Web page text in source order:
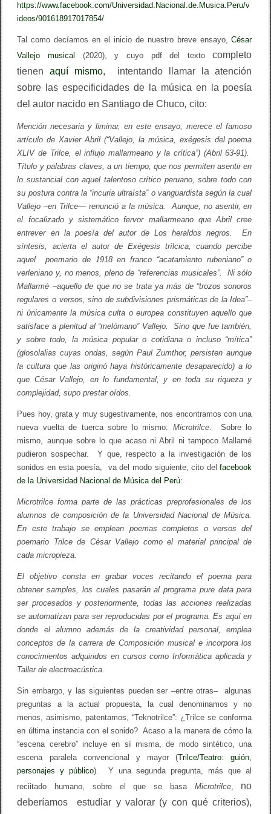
https://www.facebook.com/Universidad.Nacional.de.Musica.Peru/v
ideos/901618917017854/
Tal como decíamos en el inicio de nuestro breve ensayo,César
Vallejo musical
(2020), y cuyo pdf del textocompleto
tienenaquí mismo, intentando llamar la atención
sobre las especificidades de la música en la poesía
del autor nacido en Santiago de Chuco, cito:
Mención necesaria y liminar, en este ensayo, merece el famoso
artículo de Xavier Abril (“Vallejo, la música, exégesis del poema
XLIV de Trilce, el influjo mallarmeano y la crítica”) (Abril 63-91).
Título y palabras claves, a un tiempo, que nos permiten asentir en
lo sustancial con aquel talentoso crítico peruano, sobre todo con
su postura contra la “incuria ultraísta” o vanguardista según la cual
Vallejo –en Trilce— renunció a la música. Aunque, no asentir, en
el focalizado y sistemático fervor mallarmeano que Abril cree
entrever en la poesía del autor de Los heraldos negros. En
síntesis, acierta el autor de Exégesis trílcica, cuando percibe
aquel poemario de 1918 en franco “acatamiento rubeniano” o
verleniano y, no menos, pleno de “referencias musicales”. Ni sólo
Mallarmé –aquello de que no se trata ya más de “trozos sonoros
regulares o versos, sino de subdivisiones prismáticas de la Idea”–
ni únicamente la música culta o europea constituyen aquello que
satisface a plenitud al “melómano” Vallejo. Sino que fue también,
y sobre todo, la música popular o cotidiana o incluso “mítica”
(glosolalias cuyas ondas, según Paul Zumthor, persisten aunque
la cultura que las originó haya históricamente desaparecido) a lo
que César Vallejo, en lo fundamental, y en toda su riqueza y
complejidad, supo prestar oídos.
Pues hoy, grata y muy sugestivamente, nos encontramos con una
nueva vuelta de tuerca sobre lo mismo: Microtrilce. Sobre lo
mismo, aunque sobre lo que acaso ni Abril ni tampoco Mallamé
pudieron sospechar. Y que, respecto a la investigación de los
sonidos en esta poesía, va del modo siguiente, cito delfacebook
de la Universidad Nacional de Música del Perú:
Microtrilce forma parte de las prácticas preprofesionales de los
alumnos de composición de la Universidad Nacional de Música.
En este trabajo se emplean poemas completos o versos del
poemario Trilce de César Vallejo como el material principal de
cada micropieza.
El objetivo consta en grabar voces recitando el poema para
obtener samples, los cuales pasarán al programa pure data para
ser procesados y posteriormente, todas las acciones realizadas
se automatizan para ser reproducidas por el programa. Es aquí en
donde el alumno además de la creatividad personal, emplea
conceptos de la carrera de Composición musical e incorpora los
conocimientos adquiridos en cursos como Informática aplicada y
Taller de electroacústica.
Sin embargo, y las siguientes pueden ser –entre otras– algunas
preguntas a la actual propuesta, la cual denominamos y no
menos, asimismo, patentamos, “Teknotrilce”: ¿Trilce se conforma
en última instancia con el sonido? Acaso a la manera de cómo la
“escena cerebro” incluye en sí misma, de modo sintético, una
escena paralela convencional y mayor (Trilce/Teatro: guión,
personajes y público). Y una segunda pregunta, más que al
reciitado humano, sobre el que se basaMicrotrilce, no
deberíamos estudiar y valorar (y con qué criterios),